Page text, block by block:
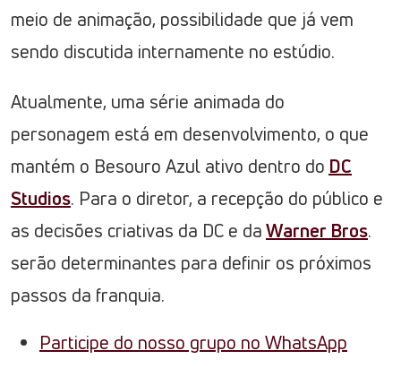
meio de animação, possibilidade que já vem
sendo discutida internamente no estúdio.
Atualmente, uma série animada do
personagem está em desenvolvimento, o que
mantém o Besouro Azul ativo dentro do DC
Studios. Para o diretor, a recepção do público e
as decisões criativas da DC e daWarner Bros.
serão determinantes para definir os próximos
passos da franquia.
Participe do nosso grupo no WhatsApp